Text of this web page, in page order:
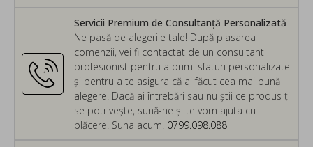
Servicii Premium de Consultanță Personalizată
Ne pasă de alegerile tale! După plasarea
comenzii, vei fi contactat de un consultant
profesionist pentru a primi sfaturi personalizate
și pentru a te asigura că ai făcut cea mai bună
alegere. Dacă ai întrebări sau nu știi ce produs ți
se potrivește, sună-ne și te vom ajuta cu
plăcere! Suna acum! 0799.098.088